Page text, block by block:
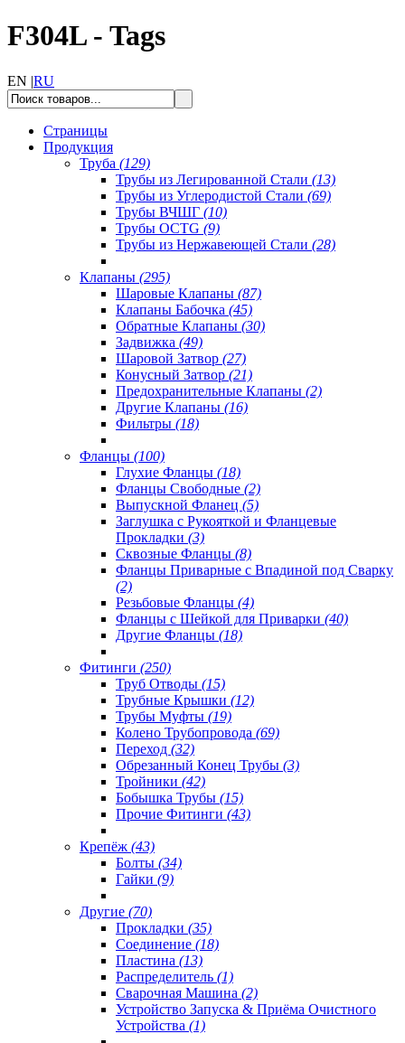
F304L - Tags
EN |RU
Страницы
Продукция
Труба (129)
Трубы из Легированной Стали (13)
Трубы из Углеродистой Стали (69)
Трубы ВЧШГ (10)
Трубы OCTG (9)
Трубы из Нержавеющей Стали (28)
Клапаны (295)
Шаровые Клапаны (87)
Клапаны Бабочка (45)
Обратные Клапаны (30)
Задвижка (49)
Шаровой Затвор (27)
Конусный Затвор (21)
Предохранительные Клапаны (2)
Другие Клапаны (16)
Фильтры (18)
Фланцы (100)
Глухие Фланцы (18)
Фланцы Свободные (2)
Выпускной Фланец (5)
Заглушка с Рукояткой и Фланцевые
Прокладки (3)
Сквозные Фланцы (8)
Фланцы Приварные с Впадиной под Сварку
(2)
Резьбовые Фланцы (4)
Фланцы с Шейкой для Приварки (40)
Другие Фланцы (18)
Фитинги (250)
Труб Отводы (15)
Трубные Крышки (12)
Трубы Муфты (19)
Колено Трубопровода (69)
Переход (32)
Обрезанный Конец Трубы (3)
Тройники (42)
Бобышка Трубы (15)
Прочие Фитинги (43)
Крепёж (43)
Болты (34)
Гайки (9)
Другие (70)
Прокладки (35)
Соединение (18)
Пластина (13)
Распределитель (1)
Сварочная Машина (2)
Устройство Запуска & Приёма Очистного
Устройства (1)